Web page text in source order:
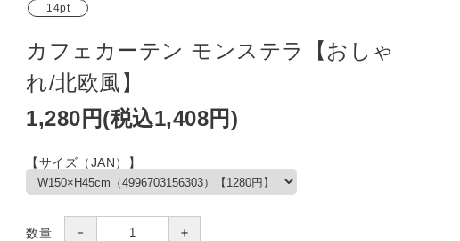
10,728円(税込11,801円)
14pt
カフェカーテン モンステラ【おしゃ
れ/北欧風】
1,280円(税込1,408円)
【サイズ（JAN）】
数量 － ＋